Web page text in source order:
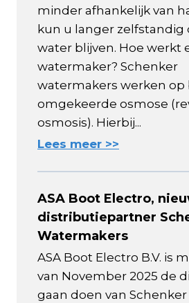
minder afhankelijk van
kun u langer zelfstandig
water blijven. Hoe werkt
watermaker? Schenker
watermakers werken op
omgekeerde osmose
osmosis). Hierbij...
Lees meer >>
ASA Boot Electro,
distributiepartner
Watermakers
ASA Boot Electro B.V. is
van November 2025 de
gaan doen van Schenker